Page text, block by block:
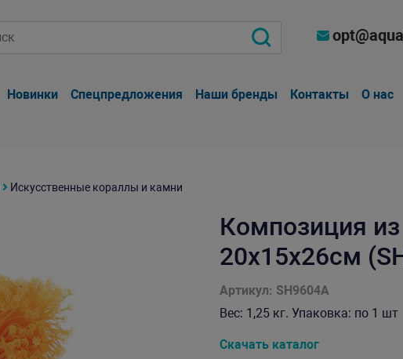
Новинки Спецпредложения Наши бренды Контакты О нас
Искусственные кораллы и камни
Композиция
20х15х26см
Артикул: SH9604A
Вес: 1,25 кг. Упаковка: по 1 шт
Скачать каталог